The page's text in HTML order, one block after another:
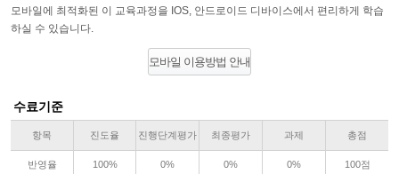
모바일에 최적화된 이 교육과정을 IOS, 안드로이드 디바이스에서 편리하게 학습
하실 수 있습니다.
모바일 이용방법 안내
수료기준
항목 진도율 진행단계평가 최종평가 과제 총점
반영율 100% 0% 0% 0% 100점